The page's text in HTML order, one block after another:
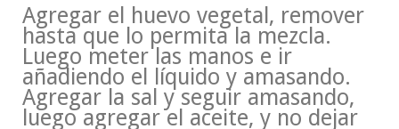
Agregar el huevo vegetal, remover
hasta que lo permita la mezcla.
Luego meter las manos e ir
añadiendo el líquido y amasando.
Agregar la sal y seguir amasando,
luego agregar el aceite, y no dejar